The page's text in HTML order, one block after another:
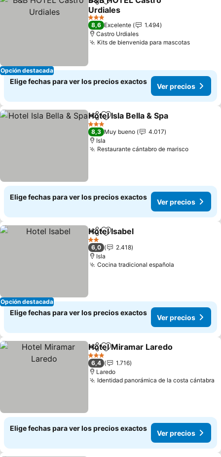
Opción destacada
CompartirAgregar a favoritos
Urdiales
3 Estrellas
8,6 Excelente
1.494
Castro Urdiales
Kits de bienvenida para mascotas
Elige fechas para ver los precios exactos
Ver precios
CompartirAgregar a favoritos
Hotel Isla Bella & Spa
3 Estrellas
8,3 Muy bueno
4.017
Isla
Restaurante cántabro de marisco
Elige fechas para ver los precios exactos
Ver precios
Opción destacada
CompartirAgregar a favoritos
Hotel Isabel
2 Estrellas
6,0
2.418
Isla
Cocina tradicional española
Elige fechas para ver los precios exactos
Ver precios
CompartirAgregar a favoritos
Hotel Miramar Laredo
3 Estrellas
6,4
1.716
Laredo
Identidad panorámica de la costa cántabra
Elige fechas para ver los precios exactos
Ver precios